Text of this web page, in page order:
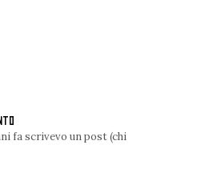
fa scrivevo un post (chi